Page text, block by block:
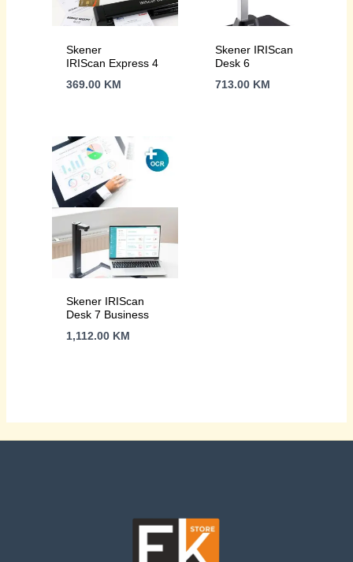
Skener
IRIScan Express 4
369.00 KM
Skener IRIScan
Desk 6
713.00 KM
Skener IRIScan
Desk 7 Business
1,112.00 KM